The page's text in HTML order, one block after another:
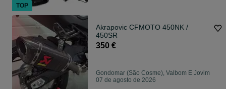
Akrapovic CFMOTO 450NK /
450SR
350 €
Gondomar (São Cosme), Valbom E Jovim
07 de agosto de 2026
TOP